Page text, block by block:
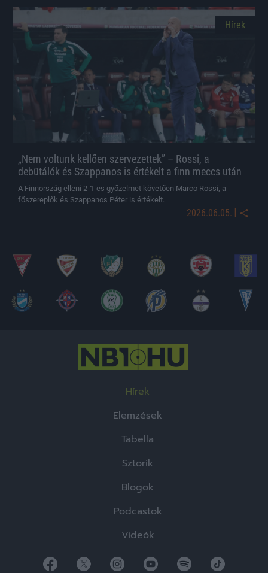
Hírek
„Nem voltunk kellően szervezettek” – Rossi, a
debütálók és Szappanos is értékelt a finn meccs után
A Finnország elleni 2-1-es győzelmet követően Marco Rossi, a
főszereplők és Szappanos Péter is értékelt.
2026.06.05. |
Hírek
Elemzések
Tabella
Sztorik
Blogok
Podcastok
Videók